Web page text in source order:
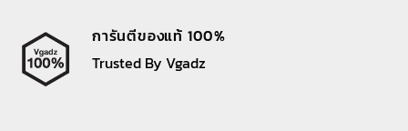
การันตีของแท้ 100%
Trusted By Vgadz